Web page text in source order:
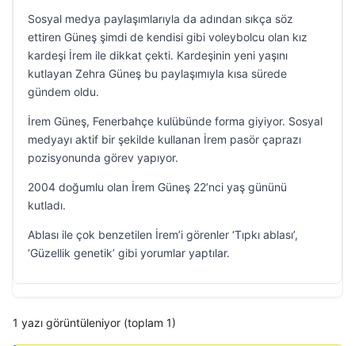
Sosyal medya paylaşımlarıyla da adından sıkça söz
ettiren Güneş şimdi de kendisi gibi voleybolcu olan kız
kardeşi İrem ile dikkat çekti. Kardeşinin yeni yaşını
kutlayan Zehra Güneş bu paylaşımıyla kısa sürede
gündem oldu.
İrem Güneş, Fenerbahçe kulübünde forma giyiyor. Sosyal
medyayı aktif bir şekilde kullanan İrem pasör çaprazı
pozisyonunda görev yapıyor.
2004 doğumlu olan İrem Güneş 22’nci yaş gününü
kutladı.
Ablası ile çok benzetilen İrem’i görenler ‘Tıpkı ablası’,
‘Güzellik genetik’ gibi yorumlar yaptılar.
1 yazı görüntüleniyor (toplam 1)